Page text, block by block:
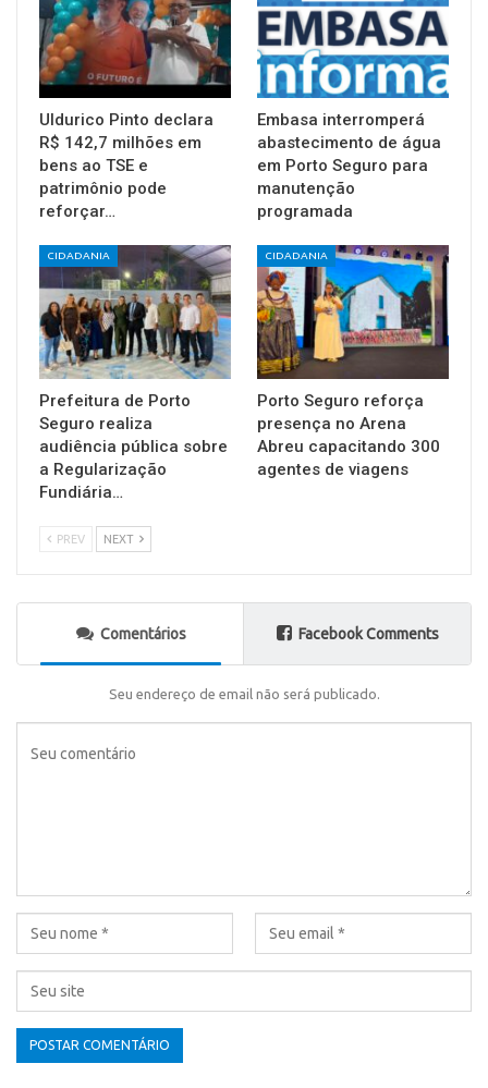
Uldurico Pinto declara
R$ 142,7 milhões em
bens ao TSE e
patrimônio pode
reforçar…
Embasa interromperá
abastecimento de água
em Porto Seguro para
manutenção
programada
CIDADANIA
Prefeitura de Porto
Seguro realiza
audiência pública sobre
a Regularização
Fundiária…
CIDADANIA
Porto Seguro reforça
presença no Arena
Abreu capacitando 300
agentes de viagens
PREV NEXT
Comentários Facebook Comments
Seu endereço de email não será publicado.